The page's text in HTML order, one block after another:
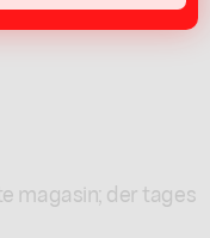
magasin; der tages